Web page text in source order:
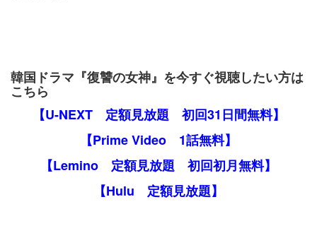
韓国ドラマ『復讐の女神』を今すぐ視聴したい方は
こちら
【U-NEXT 定額見放題 初回31日間無料】
【Prime Video 1話無料】
【Lemino 定額見放題 初回初月無料】
【Hulu 定額見放題】